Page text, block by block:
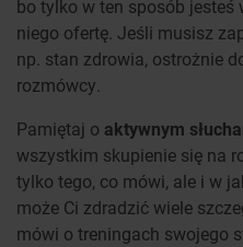
bo tylko w ten sposób
niego ofertę. Jeśli musisz
np. stan zdrowia, ostrożnie
rozmówcy.
Pamiętaj o aktywnym
wszystkim skupienie się na
tylko tego, co mówi, ale i w
może Ci zdradzić wiele
mówi o treningach swojego